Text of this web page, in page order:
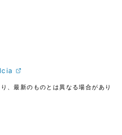
、最新のものとは異なる場合があり